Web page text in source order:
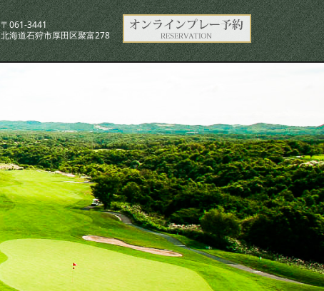
〒061-3441
北海道石狩市厚田区聚富278